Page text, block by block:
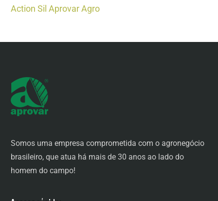
Action Sil Aprovar Agro
Somos uma empresa comprometida com o agronegócio
brasileiro, que atua há mais de 30 anos ao lado do
homem do campo!